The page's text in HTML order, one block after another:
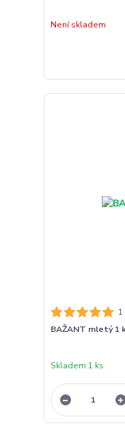
Není skladem
BAŽANT mletý 1
Skladem 1 ks